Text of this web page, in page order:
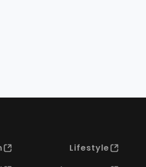
Lifestyle